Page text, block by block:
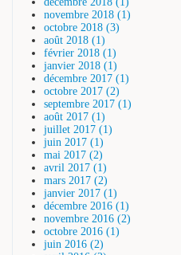
novembre 2018 (1)
octobre 2018 (3)
août 2018 (1)
février 2018 (1)
janvier 2018 (1)
décembre 2017 (1)
octobre 2017 (2)
septembre 2017 (1)
août 2017 (1)
juillet 2017 (1)
juin 2017 (1)
mai 2017 (2)
avril 2017 (1)
mars 2017 (2)
janvier 2017 (1)
décembre 2016 (1)
novembre 2016 (2)
octobre 2016 (1)
juin 2016 (2)